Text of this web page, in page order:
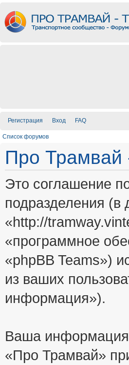
Регистрация Вход FAQ
Список форумов
Про Трамвай
Это соглашение
подразделения
«http://
«программное
«phpBB Teams»)
из ваших
информация»).
Ваша информация
«Про Трамвай»